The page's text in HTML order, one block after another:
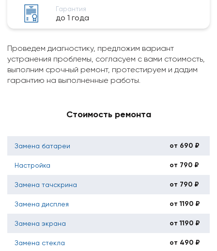
Гарантия
до 1 года
Проведем диагностику, предложим вариант
устранения проблемы, согласуем с вами стоимость,
выполним срочный ремонт, протестируем и дадим
гарантию на выполненные работы.
Стоимость ремонта
Замена батареи от 690 ₽
Настройка от 790 ₽
Замена тачскрина от 790 ₽
Замена дисплея от 1190 ₽
Замена экрана от 1190 ₽
Замена стекла от 490 ₽